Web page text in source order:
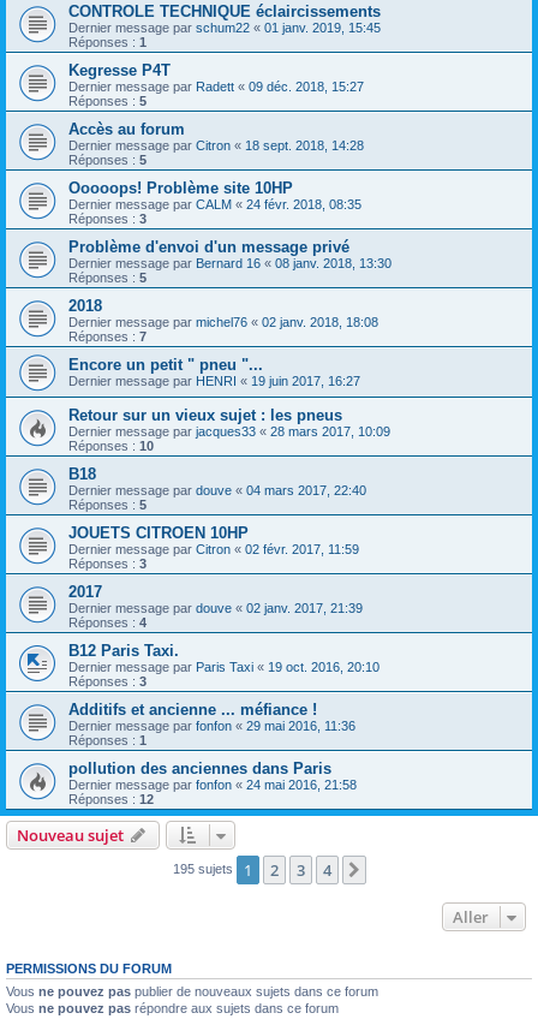
CONTROLE TECHNIQUE éclaircissements
Dernier message par schum22 « 01 janv. 2019, 15:45
Réponses : 1
Kegresse P4T
Dernier message par Radett « 09 déc. 2018, 15:27
Réponses : 5
Accès au forum
Dernier message par Citron « 18 sept. 2018, 14:28
Réponses : 5
Ooooops! Problème site 10HP
Dernier message par CALM « 24 févr. 2018, 08:35
Réponses : 3
Problème d'envoi d'un message privé
Dernier message par Bernard 16 « 08 janv. 2018, 13:30
Réponses : 5
2018
Dernier message par michel76 « 02 janv. 2018, 18:08
Réponses : 7
Encore un petit " pneu "...
Dernier message par HENRI « 19 juin 2017, 16:27
Retour sur un vieux sujet : les pneus
Dernier message par jacques33 « 28 mars 2017, 10:09
Réponses : 10
B18
Dernier message par douve « 04 mars 2017, 22:40
Réponses : 5
JOUETS CITROEN 10HP
Dernier message par Citron « 02 févr. 2017, 11:59
Réponses : 3
2017
Dernier message par douve « 02 janv. 2017, 21:39
Réponses : 4
B12 Paris Taxi.
Dernier message par Paris Taxi « 19 oct. 2016, 20:10
Réponses : 3
Additifs et ancienne ... méfiance !
Dernier message par fonfon « 29 mai 2016, 11:36
Réponses : 1
pollution des anciennes dans Paris
Dernier message par fonfon « 24 mai 2016, 21:58
Réponses : 12
Nouveau sujet
195 sujets 1 2 3 4
Aller
PERMISSIONS DU FORUM
Vous ne pouvez pas publier de nouveaux sujets dans ce forum
Vous ne pouvez pas répondre aux sujets dans ce forum